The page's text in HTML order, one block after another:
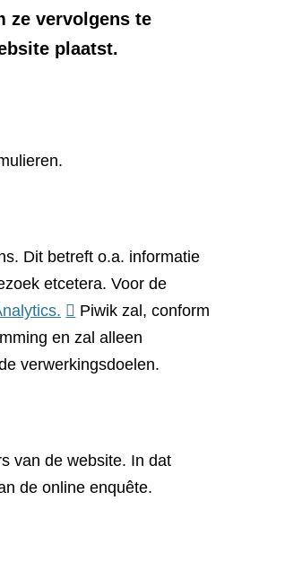
ze vervolgens te
plaatst.
Dit betreft o.a. informatie
etcetera. Voor de
(verwijst
naar
een
Piwik zal, conform
en zal alleen
verwerkingsdoelen.
van de website. In dat
de online enquête.